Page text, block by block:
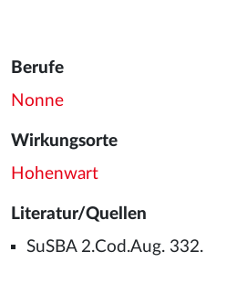
Berufe
Nonne
Wirkungsorte
Hohenwart
Literatur/Quellen
SuSBA 2.Cod.Aug. 332.